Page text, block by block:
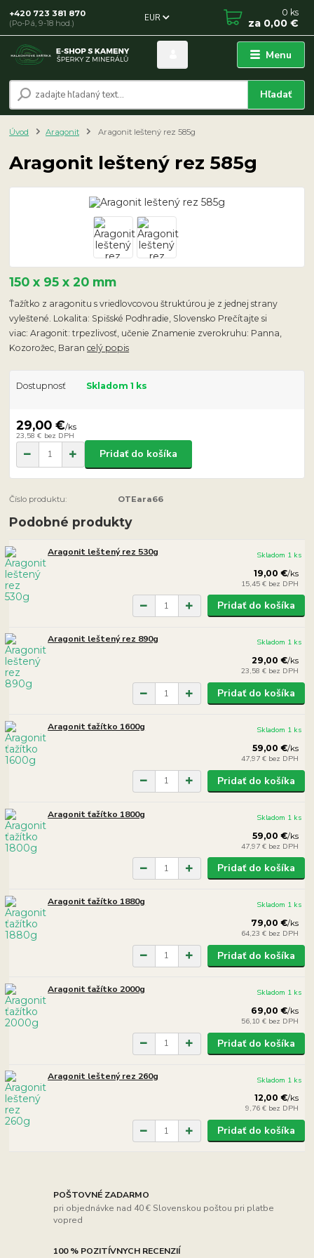
Menu
EUR
Hľadať
+420 723 381 870
(Po-Pá, 9-18 hod.)
0 ks
za 0,00 €
Úvod Aragonit Aragonit leštený rez 585g
Aragonit leštený rez 585g
150 x 95 x 20 mm
Ťažítko z aragonitu s vriedlovcovou štruktúrou je z jednej strany
vyleštené. Lokalita: Spišské Podhradie, Slovensko Prečítajte si
viac: Aragonit: trpezlivosť, učenie Znamenie zverokruhu: Panna,
Kozorožec, Barancelý popis
Dostupnosť Skladom 1 ks
29,00 €/ks
23,58 € bez DPH
Pridať do košíka
Číslo produktu: OTEara66
Podobné produkty
Aragonit leštený rez 530g
19,00 €/ks
15,45 € bez DPH
Skladom 1 ks
Pridať do košíka
Aragonit leštený rez 890g
29,00 €/ks
23,58 € bez DPH
Skladom 1 ks
Pridať do košíka
Aragonit ťažítko 1600g
59,00 €/ks
47,97 € bez DPH
Skladom 1 ks
Pridať do košíka
Aragonit ťažítko 1800g
59,00 €/ks
47,97 € bez DPH
Skladom 1 ks
Pridať do košíka
Aragonit ťažítko 1880g
79,00 €/ks
64,23 € bez DPH
Skladom 1 ks
Pridať do košíka
Aragonit ťažítko 2000g
69,00 €/ks
56,10 € bez DPH
Skladom 1 ks
Pridať do košíka
Aragonit leštený rez 260g
12,00 €/ks
9,76 € bez DPH
Skladom 1 ks
Pridať do košíka
POŠTOVNÉ ZADARMO
pri objednávke nad 40 € Slovenskou poštou pri platbe
vopred
100 % POZITÍVNYCH RECENZIÍ